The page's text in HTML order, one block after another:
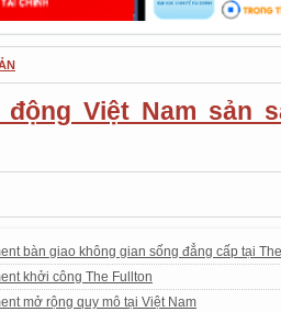
Việt Nam sản
bàn giao không gian sống đẳng cấp tại
khởi công The Fullton
mở rộng quy mô tại Việt Nam